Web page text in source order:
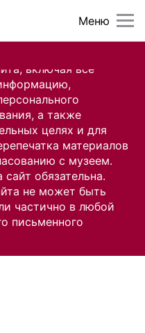
включая все
а также
целях и для
материалов
с музеем.
обязательна.
не может быть
частично в любой
письменного
Меню